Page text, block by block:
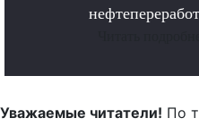
Уважаемые читатели! По